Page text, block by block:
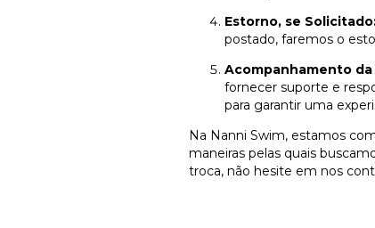
Estorno, se
postado, faremos o
Acompanhamento da
fornecer suporte e
para garantir uma
Na Nanni Swim, estamos
maneiras pelas quais
troca, não hesite em nos